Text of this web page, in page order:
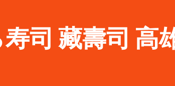
寿司 藏壽司 高